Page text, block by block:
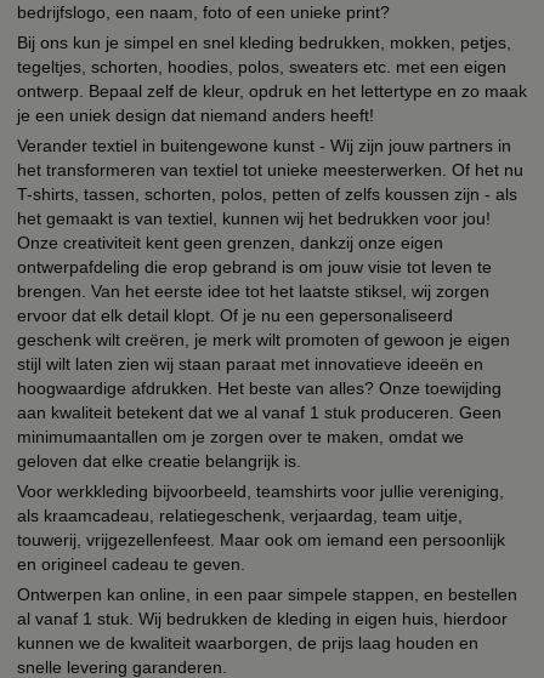
bedrijfslogo, een naam, foto of een unieke print?
Bij ons kun je simpel en snel kleding bedrukken, mokken, petjes,
tegeltjes, schorten, hoodies, polos, sweaters etc. met een eigen
ontwerp. Bepaal zelf de kleur, opdruk en het lettertype en zo maak
je een uniek design dat niemand anders heeft!
Verander textiel in buitengewone kunst - Wij zijn jouw partners in
het transformeren van textiel tot unieke meesterwerken. Of het nu
T-shirts, tassen, schorten, polos, petten of zelfs koussen zijn - als
het gemaakt is van textiel, kunnen wij het bedrukken voor jou!
Onze creativiteit kent geen grenzen, dankzij onze eigen
ontwerpafdeling die erop gebrand is om jouw visie tot leven te
brengen. Van het eerste idee tot het laatste stiksel, wij zorgen
ervoor dat elk detail klopt. Of je nu een gepersonaliseerd
geschenk wilt creëren, je merk wilt promoten of gewoon je eigen
stijl wilt laten zien wij staan paraat met innovatieve ideeën en
hoogwaardige afdrukken. Het beste van alles? Onze toewijding
aan kwaliteit betekent dat we al vanaf 1 stuk produceren. Geen
minimumaantallen om je zorgen over te maken, omdat we
geloven dat elke creatie belangrijk is.
Voor werkkleding bijvoorbeeld, teamshirts voor jullie vereniging,
als kraamcadeau, relatiegeschenk, verjaardag, team uitje,
touwerij, vrijgezellenfeest. Maar ook om iemand een persoonlijk
en origineel cadeau te geven.
Ontwerpen kan online, in een paar simpele stappen, en bestellen
al vanaf 1 stuk. Wij bedrukken de kleding in eigen huis, hierdoor
kunnen we de kwaliteit waarborgen, de prijs laag houden en
snelle levering garanderen.